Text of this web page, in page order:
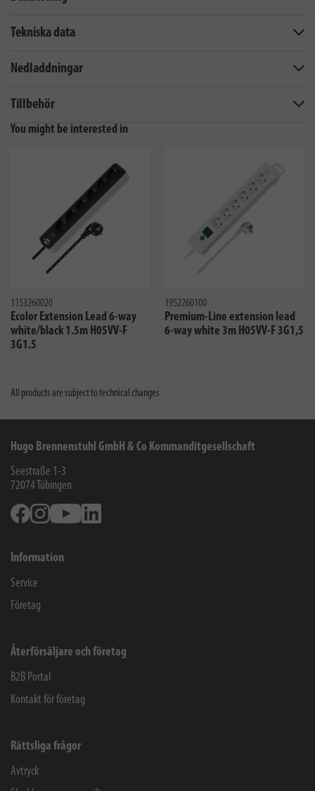
Tekniska data
Nedladdningar
Tillbehör
You might be interested in
1153260020
Ecolor Extension Lead 6-way
white/black 1.5m H05VV-F
3G1.5
1952260100
Premium-Line extension lead
6-way white 3m H05VV-F 3G1,5
All products are subject to technical changes
Hugo Brennenstuhl GmbH & Co Kommanditgesellschaft
Seestraße 1-3
72074 Tübingen
FacebookInstagramYoutube
Information
Service
Företag
Återförsäljare och företag
B2B Portal
Kontakt för företag
Rättsliga frågor
Avtryck